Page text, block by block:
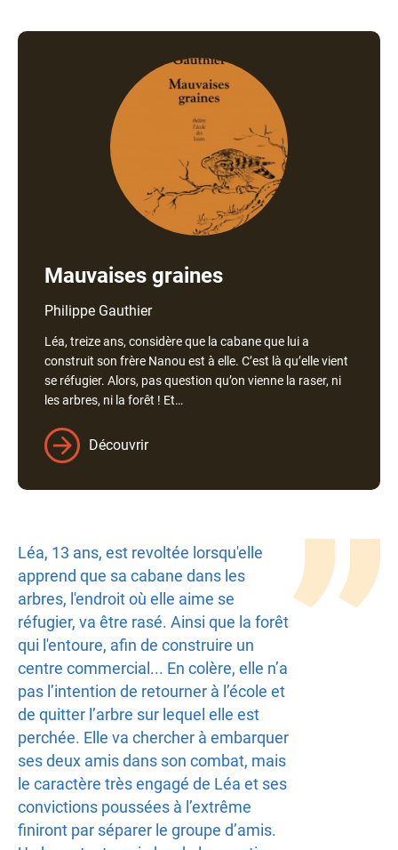
Mauvaises graines
Nom
l'auteur
Philippe Gauthier
Léa, treize ans, considère que la cabane que lui a
construit son frère Nanou est à elle. C’est là qu’elle vient
se réfugier. Alors, pas question qu’on vienne la raser, ni
les arbres, ni la forêt ! Et…
Découvrir
Texte
Léa, 13 ans, est revoltée lorsqu'elle
apprend que sa cabane dans les
arbres, l'endroit où elle aime se
réfugier, va être rasé. Ainsi que la forêt
qui l'entoure, afin de construire un
centre commercial... En colère, elle n’a
pas l’intention de retourner à l’école et
de quitter l’arbre sur lequel elle est
perchée. Elle va chercher à embarquer
ses deux amis dans son combat, mais
le caractère très engagé de Léa et ses
convictions poussées à l’extrême
finiront par séparer le groupe d’amis.